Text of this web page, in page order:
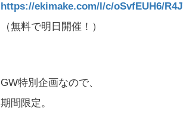
https://ekimake.com/l/c/oSvfEUH6/
（無料で明日開催！）
GW特別企画なので、
期間限定。